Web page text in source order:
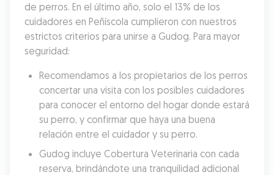
de perros. En el último año, solo el 13% de los
cuidadores en Peñíscola cumplieron con nuestros
estrictos criterios para unirse a Gudog. Para mayor
seguridad:
Recomendamos a los propietarios de los perros
concertar una visita con los posibles cuidadores
para conocer el entorno del hogar donde estará
su perro, y confirmar que haya una buena
relación entre el cuidador y su perro.
Gudog incluye Cobertura Veterinaria con cada
reserva, brindándote una tranquilidad adicional